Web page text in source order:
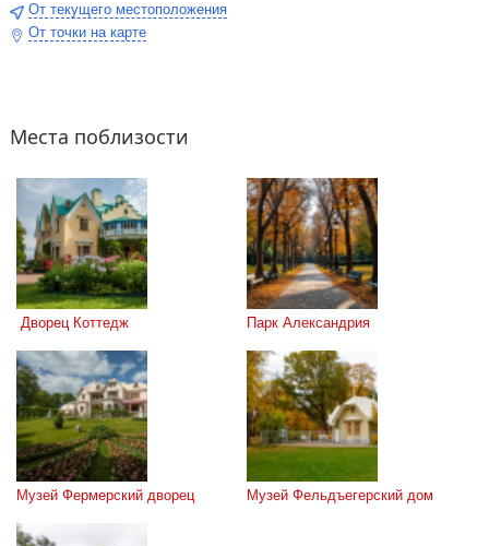
От текущего местоположения
От точки на карте
Места поблизости
Дворец Коттедж Парк Александрия
Музей Фермерский дворец Музей Фельдъегерский дом